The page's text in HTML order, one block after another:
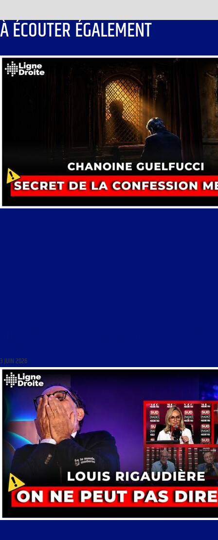
À ÉCOUTER ÉGALEMENT
3 JUIN 2026